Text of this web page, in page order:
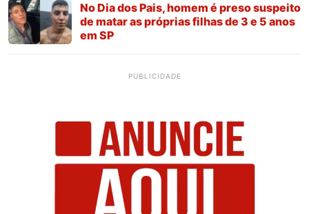
No Dia dos Pais, homem é preso suspeito
de matar as próprias filhas de 3 e 5 anos
em SP
PUBLICIDADE